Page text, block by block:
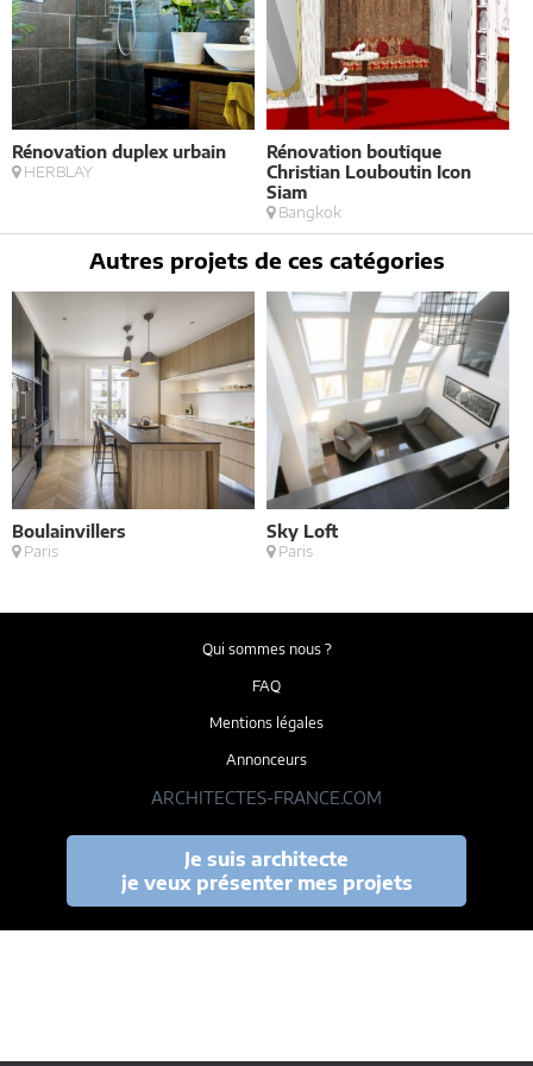
Rénovation duplex urbain
HERBLAY
Rénovation boutique
Christian Louboutin Icon
Siam
Bangkok
Autres projets de ces catégories
Boulainvillers
Paris
Sky Loft
Paris
Qui sommes nous ?
FAQ
Mentions légales
Annonceurs
ARCHITECTES-FRANCE.COM
Je suis architecte
je veux présenter mes projets